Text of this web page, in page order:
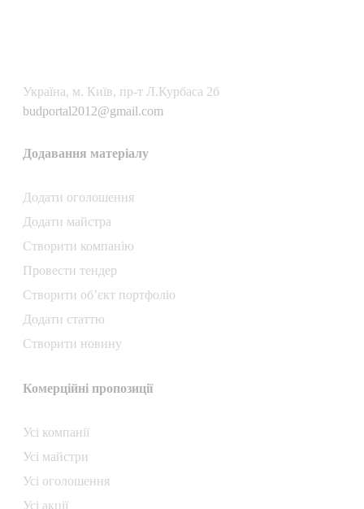
Українa, м. Київ, пр-т Л.Курбаса 2б
budportal2012@gmail.com
Додавання матеріалу
Додати oголошення
Додати майстра
Створити компанiю
Провести тендер
Створити об’єкт портфоліо
Додати статтю
Створити новину
Комерційні пропозиції
Усі компанії
Усі майстри
Усі оголошення
Усі акції